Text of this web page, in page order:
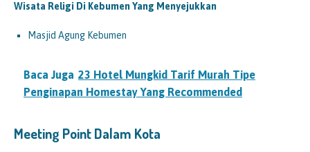
Wisata Religi Di Kebumen Yang Menyejukkan
Masjid Agung Kebumen
Baca Juga 23 Hotel Mungkid Tarif Murah Tipe
Penginapan Homestay Yang Recommended
Meeting Point Dalam Kota